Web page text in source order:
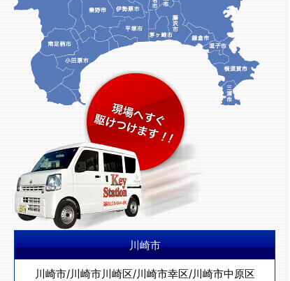
川崎市
川崎市/川崎市川崎区/川崎市幸区/川崎市中原区